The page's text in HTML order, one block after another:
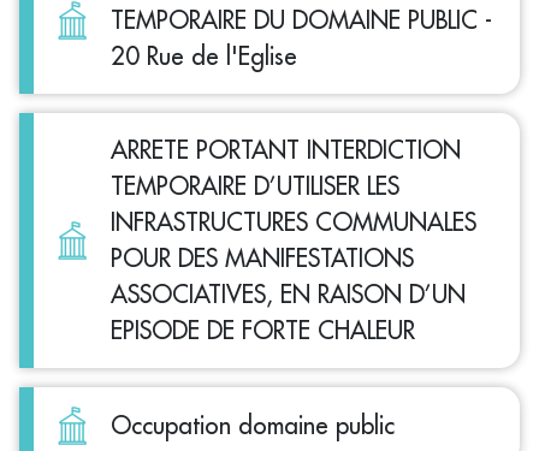
TEMPORAIRE DU DOMAINE PUBLIC -
20 Rue de l'Eglise
ARRETE PORTANT INTERDICTION
TEMPORAIRE D’UTILISER LES
INFRASTRUCTURES COMMUNALES
POUR DES MANIFESTATIONS
ASSOCIATIVES, EN RAISON D’UN
EPISODE DE FORTE CHALEUR
Occupation domaine public